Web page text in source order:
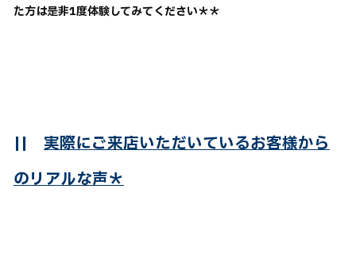
た方は是非1度体験してみてください＊＊
|| 実際にご来店いただいているお客様から
のリアルな声＊